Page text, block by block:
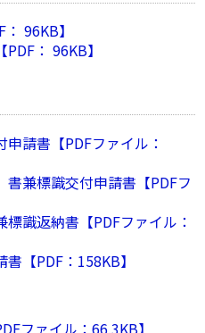
96KB】
： 96KB】
請書【PDFファイル：
兼標識交付申請書【PDFフ
識返納書【PDFファイル：
【PDF：158KB】
ファイル：66.3KB】